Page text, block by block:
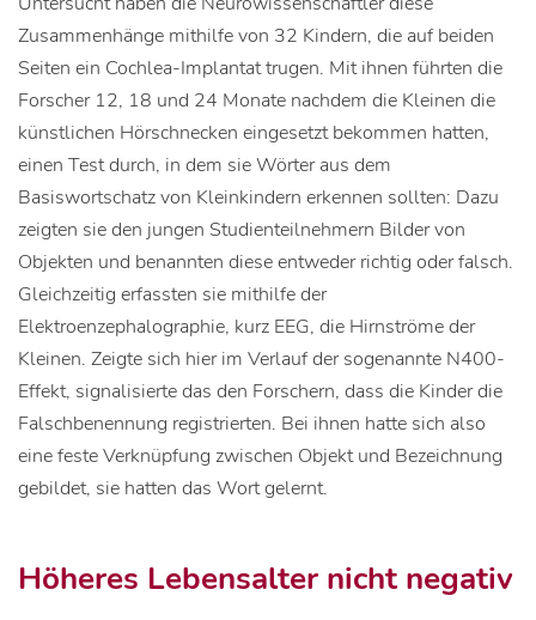
Zusammenhänge mithilfe von 32 Kindern, die auf beiden
Seiten ein Cochlea-Implantat trugen. Mit ihnen führten die
Forscher 12, 18 und 24 Monate nachdem die Kleinen die
künstlichen Hörschnecken eingesetzt bekommen hatten,
einen Test durch, in dem sie Wörter aus dem
Basiswortschatz von Kleinkindern erkennen sollten: Dazu
zeigten sie den jungen Studienteilnehmern Bilder von
Objekten und benannten diese entweder richtig oder falsch.
Gleichzeitig erfassten sie mithilfe der
Elektroenzephalographie, kurz EEG, die Hirnströme der
Kleinen. Zeigte sich hier im Verlauf der sogenannte N400-
Effekt, signalisierte das den Forschern, dass die Kinder die
Falschbenennung registrierten. Bei ihnen hatte sich also
eine feste Verknüpfung zwischen Objekt und Bezeichnung
gebildet, sie hatten das Wort gelernt.
Höheres Lebensalter nicht negativ